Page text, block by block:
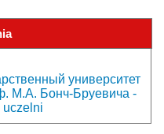
университет
М.А. Бонч-Бруевича -
uczelni